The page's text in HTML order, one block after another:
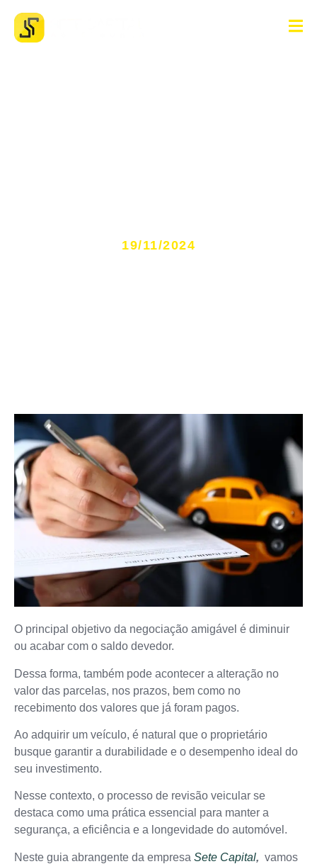
19/11/2024
O principal objetivo da negociação amigável é diminuir
ou acabar com o saldo devedor.
Dessa forma, também pode acontecer a alteração no
valor das parcelas, nos prazos, bem como no
recebimento dos valores que já foram pagos.
Ao adquirir um veículo, é natural que o proprietário
busque garantir a durabilidade e o desempenho ideal do
seu investimento.
Nesse contexto, o processo de revisão veicular se
destaca como uma prática essencial para manter a
segurança, a eficiência e a longevidade do automóvel.
Neste guia abrangente da empresa Sete Capital, vamos